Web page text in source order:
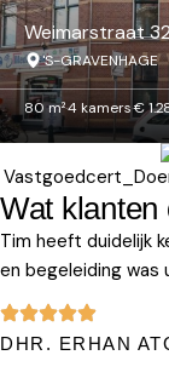
Weimarstraat
'S-GRAVENHAGE
80 m²·4 kamers·€
Wat klanten
Tim heeft duidelijk
en begeleiding was
DHR. ERHAN